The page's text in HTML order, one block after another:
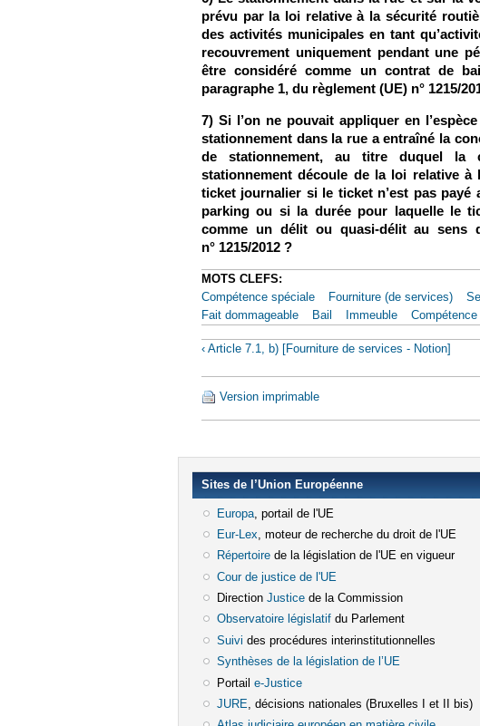
prévu par la loi relative à la sécurité
des activités municipales en tant
recouvrement uniquement pendant une
être considéré comme un contrat de
paragraphe 1, du règlement (UE) n° 1215/
7) Si l’on ne pouvait appliquer en
stationnement dans la rue a entraîné la
de stationnement, au titre duquel la
stationnement découle de la loi relative
ticket journalier si le ticket n’est pas payé
parking ou si la durée pour laquelle le
comme un délit ou quasi-délit au sens
n° 1215/2012 ?
MOTS CLEFS:
Compétence spéciale
Fourniture (de services)
Fait dommageable
Bail Immeuble
‹ Article 7.1, b) [Fourniture de services - Notion]
Version imprimable
Sites de l’Union Européenne
Europa(le lien est externe)
, portail de l'UE
Eur-Lex (le lien est externe)
, moteur de recherche du droit de l'UE
Répertoire(le lien est externe)
de la législation de l'UE en vigueur
Cour de justice de l'UE
Direction Justice(le lien est externe)
de la Commission
Observatoire législatif(le lien est externe)
du Parlement
Suivi (le lien est externe)
des procédures interinstitutionnelles
Synthèses de la législation de l’UE(le lien est
Portail e-Justice(le lien est externe)
JURE (le lien est externe)
, décisions nationales (Bruxelles I et II bis)